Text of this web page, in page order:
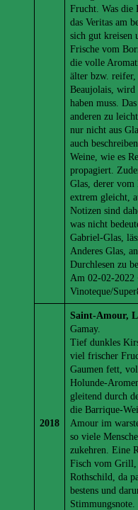
Frucht. Was
das Veritas am
sich gut kreisen
Frische vom
die volle
älter bzw.
Beaujolais, wird
haben muss.
anderen zu
nur nicht aus
auch
Weine, wie es
propagiert.
Glas, derer
extrem gleicht,
Notizen sind
was nicht
Gabriel-Glas,
Anderes Glas,
Durchlesen zu
Am 02-02-2022
Vinoteque/
2018
Saint-Amour,
Gamay.
Tief dunkles
viel frischer
Gaumen fett,
Holunde-
gleitend durch
die Barrique-
Amour im
so viele
zukehren. Eine
Fisch vom Grill,
Rothschild, da
bestens und
Stimmungsnote.